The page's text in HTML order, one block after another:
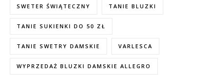
SWETER ŚWIĄTECZNY TANIE BLUZKI
TANIE SUKIENKI DO 50 ZŁ
TANIE SWETRY DAMSKIE VARLESCA
WYPRZEDAŻ BLUZKI DAMSKIE ALLEGRO